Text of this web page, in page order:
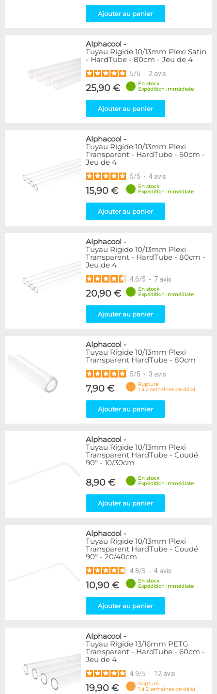
Ajouter au panier
Alphacool -
Tuyau Rigide 10/13mm Plexi Satin
- HardTube - 80cm - Jeu de 4
5/5 - 2 avis
25,90 €
En stock
Expédition immédiate
Ajouter au panier
Alphacool -
Tuyau Rigide 10/13mm Plexi
Transparent - HardTube - 60cm -
Jeu de 4
5/5 - 4 avis
15,90 €
En stock
Expédition immédiate
Ajouter au panier
Alphacool -
Tuyau Rigide 10/13mm Plexi
Transparent - HardTube - 80cm -
Jeu de 4
4.6/5 - 7 avis
20,90 €
En stock
Expédition immédiate
Ajouter au panier
Alphacool -
Tuyau Rigide 10/13mm Plexi
Transparent HardTube - 80cm
5/5 - 3 avis
7,90 €
Rupture
1 à 2 semaines de délai
Ajouter au panier
Alphacool -
Tuyau Rigide 10/13mm Plexi
Transparent HardTube - Coudé
90° - 10/30cm
8,90 €
En stock
Expédition immédiate
Ajouter au panier
Alphacool -
Tuyau Rigide 10/13mm Plexi
Transparent HardTube - Coudé
90° - 20/40cm
4.8/5 - 4 avis
10,90 €
En stock
Expédition immédiate
Ajouter au panier
Alphacool -
Tuyau Rigide 13/16mm PETG
Transparent - HardTube - 60cm -
Jeu de 4
4.9/5 - 12 avis
19,90 €
Rupture
1 à 2 semaines de délai